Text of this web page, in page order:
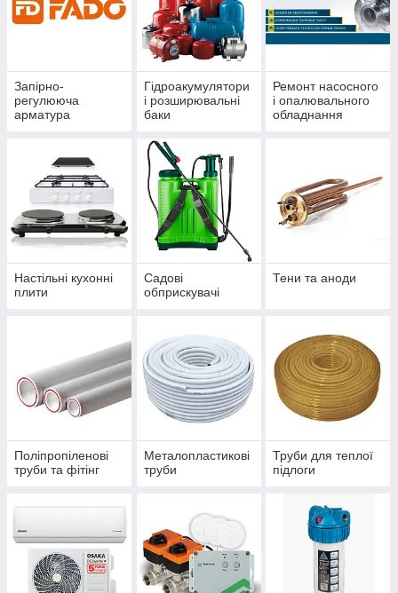
Запірно-
регулююча
арматура
Гідроакумулятори
і розширювальні
баки
Ремонт насосного
і опалювального
обладнання
Настільні кухонні
плити
Садові
обприскувачі
Тени та аноди
Поліпропіленові
труби та фітінг
Металопластикові
труби
Труби для теплої
підлоги